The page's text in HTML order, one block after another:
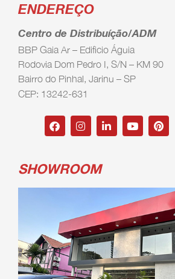
ENDEREÇO
Centro de Distribuíção/ADM
BBP Gaia Ar – Edificio Águia
Rodovia Dom Pedro I, S/N – KM 90
Bairro do Pinhal, Jarinu – SP
CEP: 13242-631
SHOWROOM